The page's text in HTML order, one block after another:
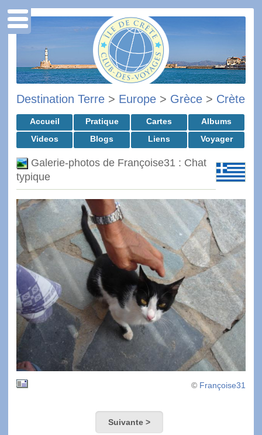
Destination Terre > Europe > Grèce > Crète
Accueil Pratique Cartes
Albums
Videos
Blogs Liens Voyager
Galerie-photos de Françoise31 : Chat
typique
© Françoise31
Suivante >